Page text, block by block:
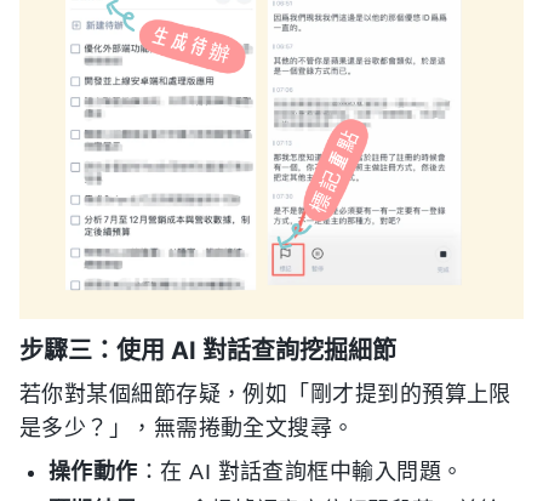
步驟三：使用 AI 對話查詢挖掘細節
若你對某個細節存疑，例如「剛才提到的預算上限
是多少？」，無需捲動全文搜尋。
操作動作 ：在 AI 對話查詢框中輸入問題。